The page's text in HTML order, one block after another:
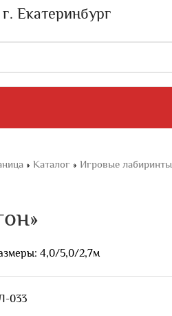
г. Екатеринбург
» Каталог » Игровые лабиринты
4,0/5,0/2,7м
033